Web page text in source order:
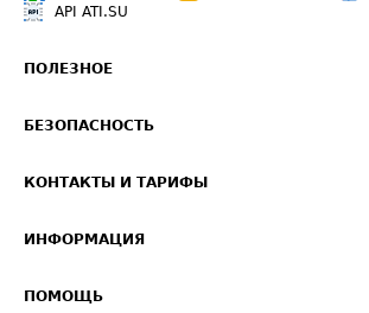
API ATI.SU
ПОЛЕЗНОЕ
Звезды ATI.SU на вашем сайте
Средние ставки
БЕЗОПАСНОСТЬ
Светофор+
О формировании Паспорта
КОНТАКТЫ И ТАРИФЫ
Реклама на сайте
ИНФОРМАЦИЯ
ПОМОЩЬ